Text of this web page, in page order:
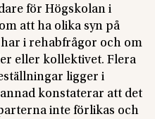
för Högskolan i
att ha olika syn på
i rehabfrågor och om
eller kollektivet. Flera
ligger i
konstaterar att det
inte förlikas och